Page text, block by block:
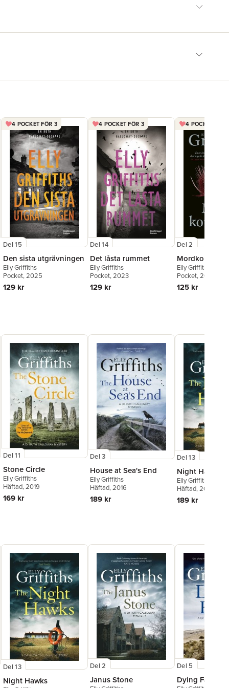
4 POCKET FÖR 3
Del 15
Den sista utgrävningen
Elly Griffiths
Pocket, 2025
129 kr
4 POCKET FÖR 3
Del 14
Det låsta rummet
Elly Griffiths
Pocket, 2023
129 kr
4 POCKET FÖR
Del 2
Elly Griffiths
Pocket, 2021
125 kr
Del 11
Stone Circle
Elly Griffiths
Häftad, 2019
169 kr
Del 3
House at Sea's End
Elly Griffiths
Häftad, 2016
189 kr
Del 13
Night Hawks
Elly Griffiths
Häftad, 2021
189 kr
Del 13
Night Hawks
Del 2
Janus Stone
Del 5
Dying Fall